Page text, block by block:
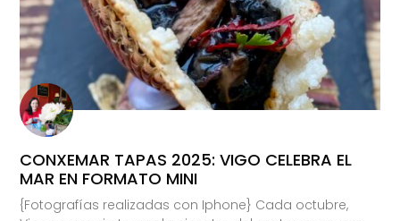
CONXEMAR TAPAS 2025: VIGO CELEBRA EL
MAR EN FORMATO MINI
{Fotografías realizadas con Iphone} Cada octubre,